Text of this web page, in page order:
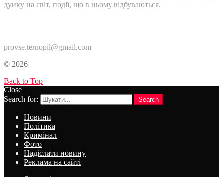
дуику на світ, події, що в ньому відбуваються.
provse.ternopil@gmail.com
© 2026
Back to Top
Close
Search for:
Search
Новини
Політика
Кримінал
Фото
Надіслати новину
Реклама на сайті